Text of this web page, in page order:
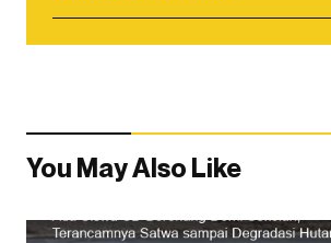
You May Also Like